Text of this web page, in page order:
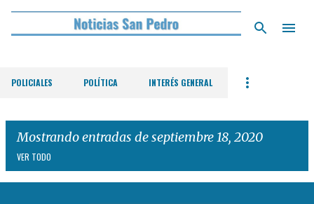
Ir al contenido principal
POLICIALES POLÍTICA INTERÉS GENERAL
Mostrando entradas de septiembre 18, 2020
VER TODO